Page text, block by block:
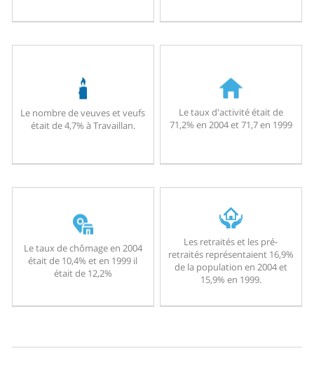
Le nombre de veuves et veufs
était de 4,7% à Travaillan.
Le taux d'activité était de
71,2% en 2004 et 71,7 en 1999
Le taux de chômage en 2004
était de 10,4% et en 1999 il
était de 12,2%
Les retraités et les pré-
retraités représentaient 16,9%
de la population en 2004 et
15,9% en 1999.